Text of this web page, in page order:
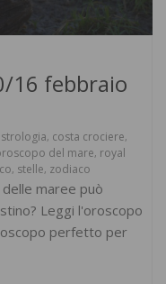
16 febbraio
, costa crociere,
del mare, royal
, stelle, zodiaco
maree può
Leggi l'oroscopo
perfetto per